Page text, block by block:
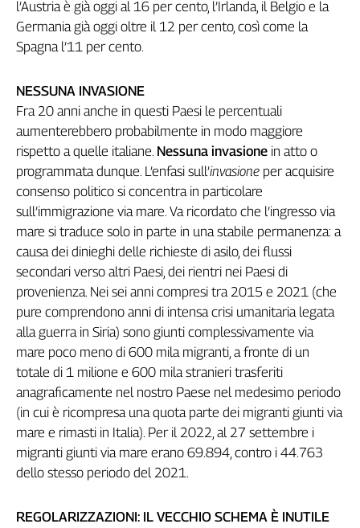
l’Austria è già oggi al 16 per cento, l’Irlanda, il Belgio e la
Germania già oggi oltre il 12 per cento, così come la
Spagna l’11 per cento.
NESSUNA INVASIONE
Fra 20 anni anche in questi Paesi le percentuali
aumenterebbero probabilmente in modo maggiore
rispetto a quelle italiane. Nessuna invasione in atto o
programmata dunque. L’enfasi sull’invasione per acquisire
consenso politico si concentra in particolare
sull’immigrazione via mare. Va ricordato che l’ingresso via
mare si traduce solo in parte in una stabile permanenza: a
causa dei dinieghi delle richieste di asilo, dei flussi
secondari verso altri Paesi, dei rientri nei Paesi di
provenienza. Nei sei anni compresi tra 2015 e 2021 (che
pure comprendono anni di intensa crisi umanitaria legata
alla guerra in Siria) sono giunti complessivamente via
mare poco meno di 600 mila migranti, a fronte di un
totale di 1 milione e 600 mila stranieri trasferiti
anagraficamente nel nostro Paese nel medesimo periodo
(in cui è ricompresa una quota parte dei migranti giunti via
mare e rimasti in Italia). Per il 2022, al 27 settembre i
migranti giunti via mare erano 69.894, contro i 44.763
dello stesso periodo del 2021.
REGOLARIZZAZIONI: IL VECCHIO SCHEMA È INUTILE